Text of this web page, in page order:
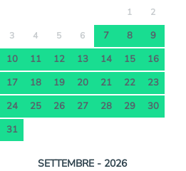
1 2
3 4 5 6 7 8
9
10
11 12 13 14 15
16
17
18 19 20 21 22
23
24
25 26 27 28 29
30
31
SETTEMBRE - 2026